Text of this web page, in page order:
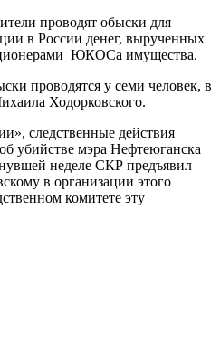
проводят обыски для
в России денег, вырученных
ЮКОСа имущества.
проводятся у семи человек, в
Ходорковского.
следственные действия
убийстве мэра Нефтеюганска
неделе СКР предъявил
в организации этого
комитете эту